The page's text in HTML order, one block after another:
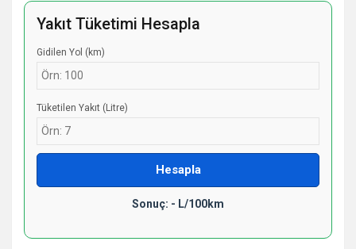
Yakıt Tüketimi Hesapla
Gidilen Yol (km)
Tüketilen Yakıt (Litre)
Hesapla
Sonuç: - L/100km